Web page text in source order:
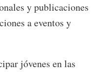
y publicaciones
a eventos y
jóvenes en las